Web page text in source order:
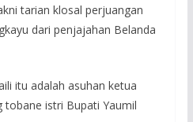
tarian klosal perjuangan
dari penjajahan Belanda
itu adalah asuhan ketua
tobane istri Bupati Yaumil